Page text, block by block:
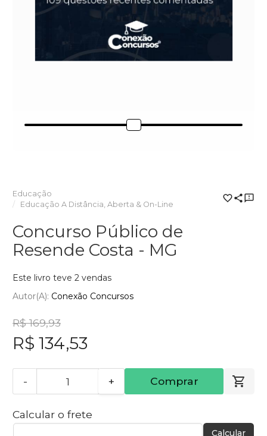
Educação
Educação A Distância, Aberta & On-Line
Concurso Público de
Resende Costa - MG
Este livro teve 2 vendas
Autor(a): Conexão Concursos
R$ 169,93
R$ 134,53
- + Comprar
Calcular o frete
Calcular